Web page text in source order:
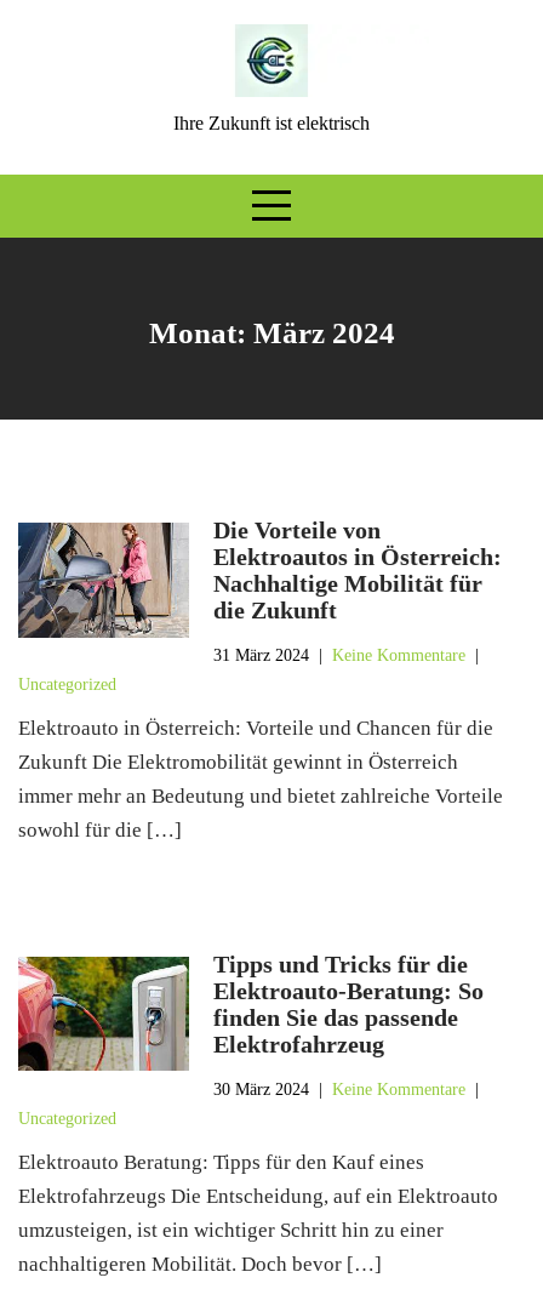
Ihre Zukunft ist elektrisch
Monat: März 2024
Die Vorteile von
Elektroautos in Österreich:
Nachhaltige Mobilität für
die Zukunft
31 März 2024 |Keine Kommentare
Uncategorized
Elektroauto in Österreich: Vorteile und Chancen für die
Zukunft Die Elektromobilität gewinnt in Österreich
immer mehr an Bedeutung und bietet zahlreiche Vorteile
sowohl für die […]
Tipps und Tricks für die
Elektroauto-Beratung: So
finden Sie das passende
Elektrofahrzeug
30 März 2024 |Keine Kommentare
Uncategorized
Elektroauto Beratung: Tipps für den Kauf eines
Elektrofahrzeugs Die Entscheidung, auf ein Elektroauto
umzusteigen, ist ein wichtiger Schritt hin zu einer
nachhaltigeren Mobilität. Doch bevor […]